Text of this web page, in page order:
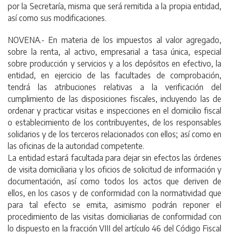
por la Secretaría, misma que será remitida a la propia entidad,
así como sus modificaciones.
NOVENA.- En materia de los impuestos al valor agregado,
sobre la renta, al activo, empresarial a tasa única, especial
sobre producción y servicios y a los depósitos en efectivo, la
entidad, en ejercicio de las facultades de comprobación,
tendrá las atribuciones relativas a la verificación del
cumplimiento de las disposiciones fiscales, incluyendo las de
ordenar y practicar visitas e inspecciones en el domicilio fiscal
o establecimiento de los contribuyentes, de los responsables
solidarios y de los terceros relacionados con ellos; así como en
las oficinas de la autoridad competente.
La entidad estará facultada para dejar sin efectos las órdenes
de visita domiciliaria y los oficios de solicitud de información y
documentación, así como todos los actos que deriven de
ellos, en los casos y de conformidad con la normatividad que
para tal efecto se emita, asimismo podrán reponer el
procedimiento de las visitas domiciliarias de conformidad con
lo dispuesto en la fracción VIII del artículo 46 del Código Fiscal